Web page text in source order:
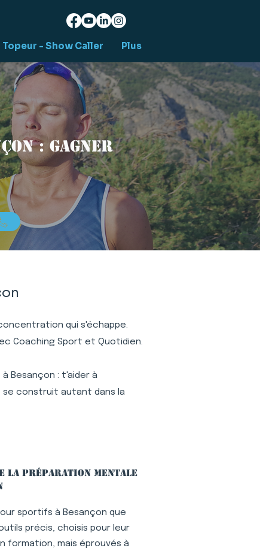
Topeur - Show Caller Plus
: gagner
qui s'échappe.
Coaching Sport et Quotidien.
Besançon : t'aider à
se construit autant dans la
la préparation mentale
sportifs à Besançon que
précis, choisis pour leur
formation, mais éprouvés à